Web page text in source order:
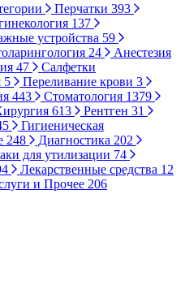
Перчатки 393
137
устройства 59
24
Анестезия
47
Салфетки
5 Переливание крови 3
443 Стоматология 1379
613 Рентген 31
Гигиеническая
248 Диагностика 202
для утилизации 74
Лекарственные средства 12
и Прочее 206